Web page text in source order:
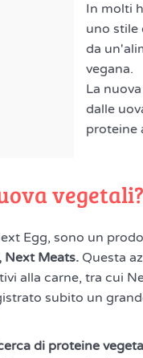
In molti
uno stile
da
vegana.
La
dalle
proteine
vegetali?
Egg, sono un
Next Meats. Questa
alla carne, tra cui
subito un
di proteine